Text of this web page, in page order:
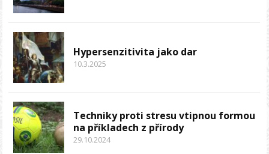
Hypersenzitivita jako dar
10.3.2025
Techniky proti stresu vtipnou formou
na příkladech z přírody
29.10.2024